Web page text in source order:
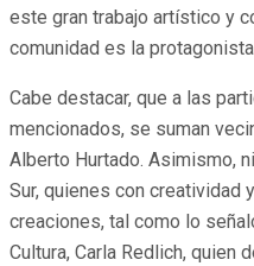
este gran trabajo artístico y
comunidad es la
Cabe destacar, que a las
mencionados, se suman
Alberto Hurtado. Asimismo,
Sur, quienes con creatividad
creaciones, tal como lo
Cultura, Carla Redlich, quien